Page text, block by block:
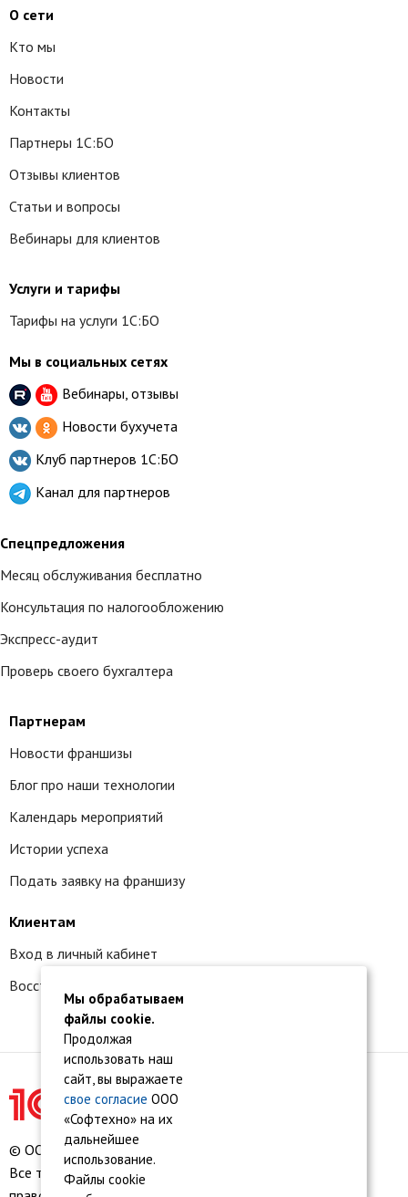
О сети
Кто мы
Новости
Контакты
Партнеры 1С:БО
Отзывы клиентов
Статьи и вопросы
Вебинары для клиентов
Услуги и тарифы
Тарифы на услуги 1С:БО
Мы в социальных сетях
Вебинары, отзывы
Новости бухучета
Клуб партнеров 1С:БО
Канал для партнеров
Спецпредложения
Месяц обслуживания бесплатно
Консультация по налогообложению
Экспресс-аудит
Проверь своего бухгалтера
Партнерам
Новости франшизы
Блог про наши технологии
Календарь мероприятий
Истории успеха
Подать заявку на франшизу
Клиентам
Вход в личный кабинет
Восстановление доступа к сервису 1С:БО
© ООО «Софтехно» Все права защищены.
Все торговые марки являются собственностью их
Мы обрабатываем
файлы cookie.
Продолжая
использовать наш
сайт, вы выражаете
свое согласие ООО
«Софтехно» на их
дальнейшее
использование.
Файлы cookie